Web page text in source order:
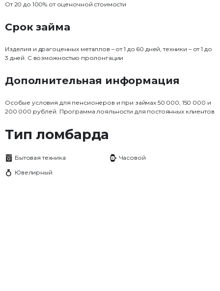
От 20 до 100% от оценочной стоимости
Срок займа
Изделия и драгоценных металлов – от 1 до 60 дней, техники – от 1 до
3 дней. С возможностью пролонгации
Дополнительная информация
Особые условия для пенсионеров и при займах 50 000, 150 000 и
200 000 рублей. Программа лояльности для постоянных клиентов
Тип ломбарда
Бытовая техника
Часовой
Ювелирный